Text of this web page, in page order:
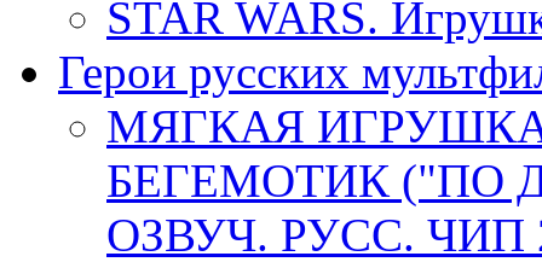
STAR WARS.
Герои русских
МЯГКАЯ
БЕГЕМОТИК ("ПО
ОЗВУЧ. РУСС. ЧИП